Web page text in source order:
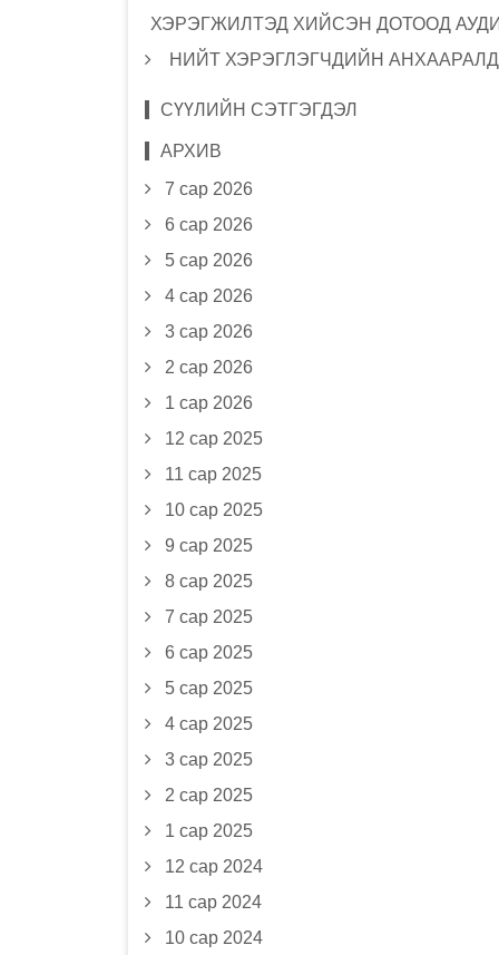
ХЭРЭГЖИЛТЭД ХИЙСЭН ДОТООД
НИЙТ ХЭРЭГЛЭГЧДИЙН АНХААРАЛД
СҮҮЛИЙН СЭТГЭГДЭЛ
АРХИВ
7 сар 2026
6 сар 2026
5 сар 2026
4 сар 2026
3 сар 2026
2 сар 2026
1 сар 2026
12 сар 2025
11 сар 2025
10 сар 2025
9 сар 2025
8 сар 2025
7 сар 2025
6 сар 2025
5 сар 2025
4 сар 2025
3 сар 2025
2 сар 2025
1 сар 2025
12 сар 2024
11 сар 2024
10 сар 2024